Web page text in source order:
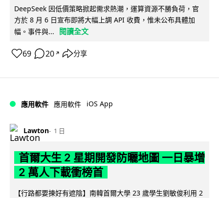
DeepSeek 因低價策略掀起需求熱潮，運算資源不勝負荷，官
方於 8 月 6 日宣布即將大幅上調 API 收費，惟未公布具體加
幅。事件與...
閱讀全文
69 20 ↗ 分享
應用軟件 應用軟件 iOS App
Lawton 1 日
首爾大生 2 星期開發防曬地圖 一日暴增
2 萬人下載衝榜首
【行路都要揀好有遮陰】南韓首爾大學 23 歲學生劉敏俊利用 2